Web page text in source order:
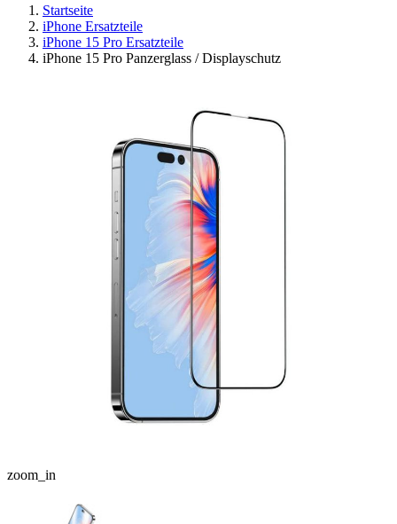
Startseite
iPhone Ersatzteile
iPhone 15 Pro Ersatzteile
iPhone 15 Pro Panzerglass / Displayschutz
zoom_in